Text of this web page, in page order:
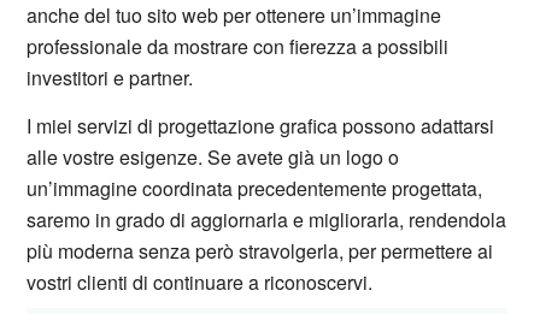
anche del tuo sito web per ottenere un’immagine
professionale da mostrare con fierezza a possibili
investitori e partner.
I miei servizi di progettazione grafica possono adattarsi
alle vostre esigenze. Se avete già un logo o
un’immagine coordinata precedentemente progettata,
saremo in grado di aggiornarla e migliorarla, rendendola
più moderna senza però stravolgerla, per permettere ai
vostri clienti di continuare a riconoscervi.